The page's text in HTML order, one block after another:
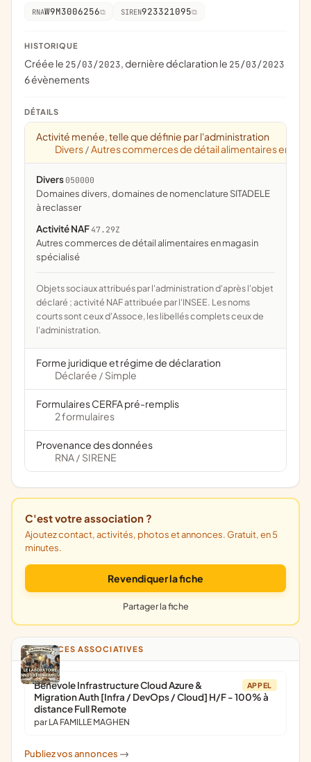
RNAW9M3006256 SIREN923321095
HISTORIQUE
Créée le 25/03/2023, dernière déclaration le 25/03/2023
6 évènements
DÉTAILS
Activité menée, telle que définie par l'administration
Divers / Autres commerces de détail alimentaires en
Divers 050000
domaines divers, domaines de nomenclature SITADELE
à reclasser
Activité NAF 47.29Z
Autres commerces de détail alimentaires en magasin
spécialisé
Objets sociaux attribués par l'administration d'après l'objet
déclaré ; activité NAF attribuée par l'INSEE. Les noms
courts sont ceux d'Assoce, les libellés complets ceux de
l'administration.
Forme juridique et régime de déclaration
Déclarée / Simple
Formulaires CERFA pré-remplis
2 formulaires
Provenance des données
RNA / SIRENE
C'est votre association ?
Ajoutez contact, activités, photos et annonces. Gratuit, en 5
minutes.
Revendiquer la fiche
Partager la fiche
ANNONCES ASSOCIATIVES
APPEL
Bénévole Infrastructure Cloud Azure &
Migration Auth [Infra / DevOps / Cloud] H/F - 100% à
distance Full Remote
par LA FAMILLE MAGHEN
Publiez vos annonces ->